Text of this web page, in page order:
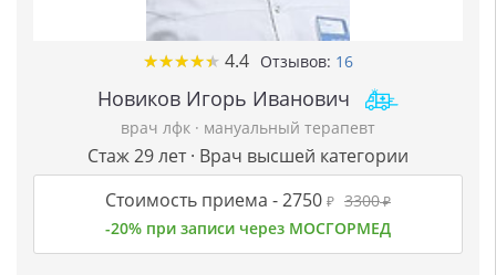
★★★★★
★★★★★ 4.4 Отзывов: 16
Новиков Игорь Иванович
врач лфк · мануальный терапевт
Стаж 29 лет · Врач высшей категории
Стоимость приема -2750 ₽ 3300₽
-20% при записи через МОСГОРМЕД